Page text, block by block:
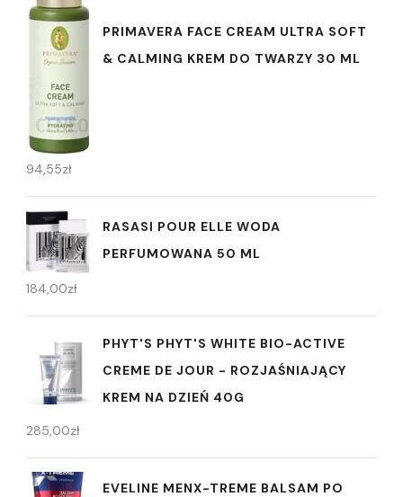
PRIMAVERA FACE CREAM ULTRA SOFT
& CALMING KREM DO TWARZY 30 ML
94,55zł
RASASI POUR ELLE WODA
PERFUMOWANA 50 ML
184,00zł
PHYT'S PHYT'S WHITE BIO-ACTIVE
CREME DE JOUR - ROZJAŚNIAJĄCY
KREM NA DZIEŃ 40G
285,00zł
EVELINE MENX-TREME BALSAM PO